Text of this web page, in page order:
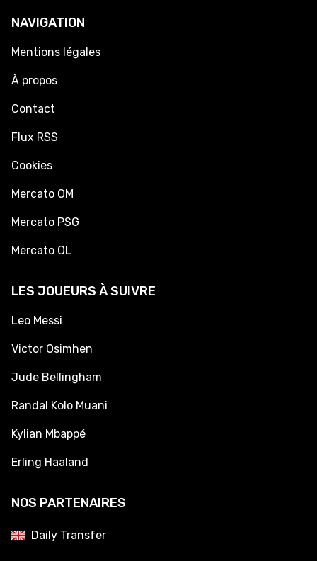
NAVIGATION
Mentions légales
À propos
Contact
Flux RSS
Cookies
Mercato OM
Mercato PSG
Mercato OL
LES JOUEURS À SUIVRE
Leo Messi
Victor Osimhen
Jude Bellingham
Randal Kolo Muani
Kylian Mbappé
Erling Haaland
NOS PARTENAIRES
Daily Transfer